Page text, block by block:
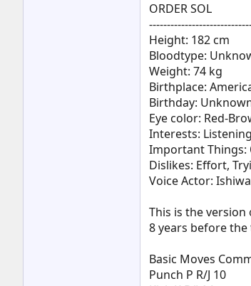
ORDER SOL
Height: 182 cm
Bloodtype:
Weight: 74 kg
Birthplace:
Birthday:
Eye color: Red-
Interests:
Important Things:
Dislikes: Effort,
Voice Actor:
This is the version
8 years before the
Basic Moves
Punch P R/J 10